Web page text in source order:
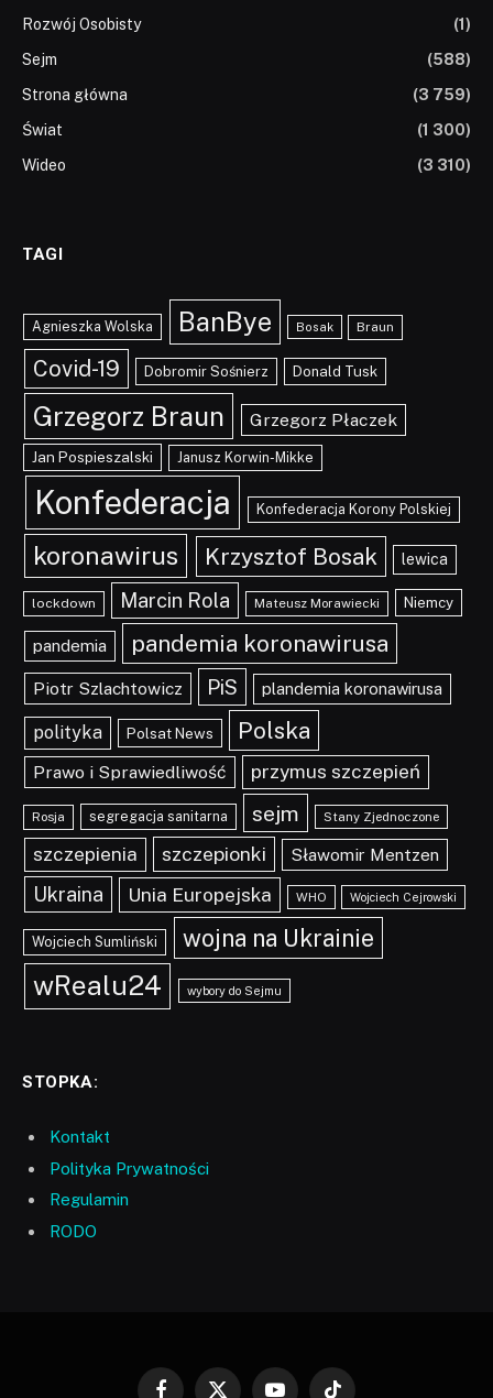
Rozwój Osobisty
(1)
Sejm
(588)
Strona główna
(3 759)
Świat
(1 300)
Wideo
(3 310)
TAGI
Agnieszka Wolska BanBye Bosak Braun
Covid-19 Dobromir Sośnierz Donald Tusk
Grzegorz Braun Grzegorz Płaczek
Jan Pospieszalski Janusz Korwin-Mikke
Konfederacja Konfederacja Korony Polskiej
koronawirus Krzysztof Bosak lewica
lockdown Marcin Rola Mateusz Morawiecki Niemcy
pandemia pandemia koronawirusa
Piotr Szlachtowicz PiS plandemia koronawirusa
polityka Polsat News Polska
Prawo i Sprawiedliwość przymus szczepień
Rosja segregacja sanitarna sejm Stany Zjednoczone
szczepienia szczepionki Sławomir Mentzen
Ukraina Unia Europejska WHO Wojciech Cejrowski
Wojciech Sumliński wojna na Ukrainie
wRealu24 wybory do Sejmu
STOPKA:
Kontakt
Polityka Prywatności
Regulamin
RODO